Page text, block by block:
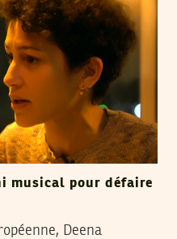
musical pour défaire
Deena